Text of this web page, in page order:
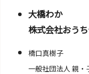
大橋わか
株式会社おう
橋口真樹子
一般社団法人 親